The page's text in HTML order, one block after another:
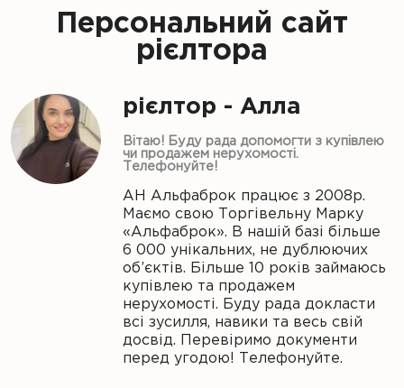
Персональний сайт
рієлтора
рієлтор - Алла
Вітаю! Буду рада допомогти з купівлею
чи продажем нерухомості.
Телефонуйте!
АН Альфаброк працює з 2008р.
Маємо свою Торгівельну Марку
«Альфаброк». В нашій базі більше
6 000 унікальних, не дублюючих
об’єктів. Більше 10 років займаюсь
купівлею та продажем
нерухомості. Буду рада докласти
всі зусилля, навики та весь свій
досвід. Перевіримо документи
перед угодою! Телефонуйте.